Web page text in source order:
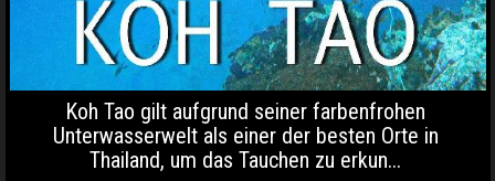
Koh Tao gilt aufgrund seiner farbenfrohen
Unterwasserwelt als einer der besten Orte in
Thailand, um das Tauchen zu erkun...